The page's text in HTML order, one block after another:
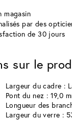
magasin
par des
de 30 jours
sur le
Largeur du cadre :
Pont du nez : 19,0
Longueur des
Largeur du verre :